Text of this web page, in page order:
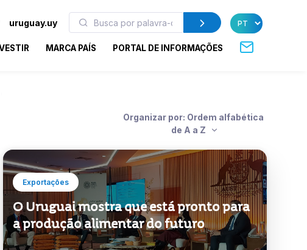
uruguay.uy
MARCA PAÍS PORTAL DE INFORMAÇÕES
Organizar por: Ordem alfabética
de A a Z
Exportações
O Uruguai mostra que está pronto para
a produção alimentar do futuro